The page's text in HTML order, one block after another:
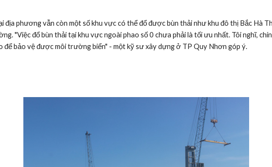
"Việc đổ bùn thải tại khu vực ngoài phao số 0 chưa phải là tối ưu nhất. Tôi nghĩ,
để bảo vệ được môi trường biển" - một kỹ sư xây dựng ở TP Quy Nhơn góp ý.